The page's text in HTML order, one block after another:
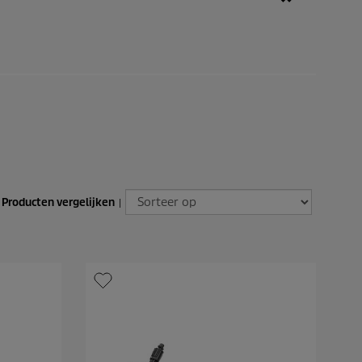
Producten vergelijken |